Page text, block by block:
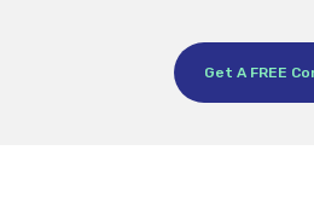
Get A FREE